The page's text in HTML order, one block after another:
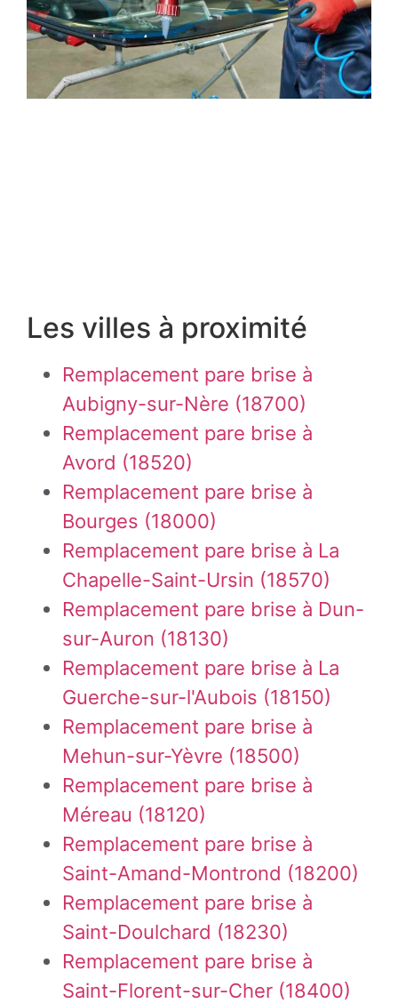
Les villes à proximité
Remplacement pare brise à
Aubigny-sur-Nère (18700)
Remplacement pare brise à
Avord (18520)
Remplacement pare brise à
Bourges (18000)
Remplacement pare brise à La
Chapelle-Saint-Ursin (18570)
Remplacement pare brise à Dun-
sur-Auron (18130)
Remplacement pare brise à La
Guerche-sur-l'Aubois (18150)
Remplacement pare brise à
Mehun-sur-Yèvre (18500)
Remplacement pare brise à
Méreau (18120)
Remplacement pare brise à
Saint-Amand-Montrond (18200)
Remplacement pare brise à
Saint-Doulchard (18230)
Remplacement pare brise à
Saint-Florent-sur-Cher (18400)